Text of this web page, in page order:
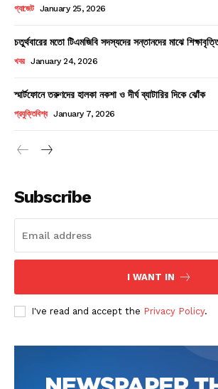
Company
About
Subscription Plans
My account
গ্যাজেট January 25, 2026
চতুর্থবারের মতো টিএমজিবি সদস্যদের সন্তানদের মাঝে
খবর January 24, 2026
স্মার্টফোনে তরুণদের হালকা নকশা ও দীর্ঘ ব্যাটারির দিকে ঝোঁক
প্রযুক্তিবিশ্ব January 7, 2026
Subscribe
I WANT IN
I've read and accept the Privacy Policy.